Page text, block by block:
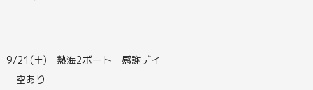
9/21(土) 熱海2ボート 感謝デイ
空あり